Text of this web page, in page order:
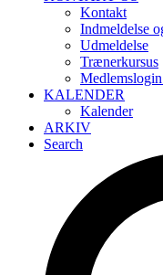
Kontakt
Indmeldelse
Udmeldelse
Trænerkursus
KALENDER
Kalender
ARKIV
Search